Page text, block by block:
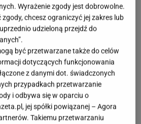
Wyrażenie zgody jest dobrowolne.
chcesz ograniczyć jej zakres lub
udzieloną przejdź do
być przetwarzane także do celów
dotyczących funkcjonowania
z danymi dot. świadczonych
przypadkach przetwarzanie
i odbywa się w oparciu o
jej spółki powiązanej – Agora
Takiemu przetwarzaniu